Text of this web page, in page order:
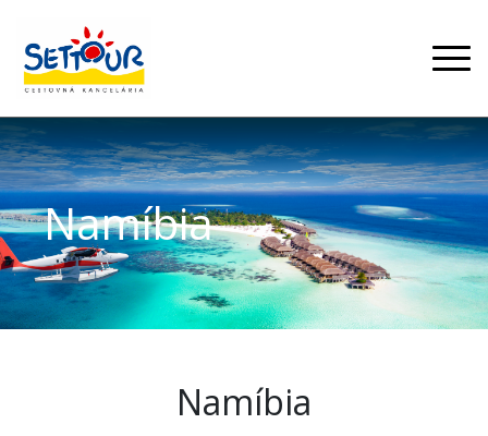
Namíbia
Namíbia